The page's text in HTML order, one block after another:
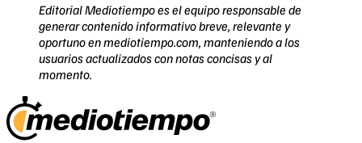
Editorial Mediotiempo es el equipo responsable de
generar contenido informativo breve, relevante y
oportuno en mediotiempo.com, manteniendo a los
usuarios actualizados con notas concisas y al
momento.